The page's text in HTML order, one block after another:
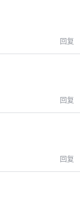
回复
回复
回复